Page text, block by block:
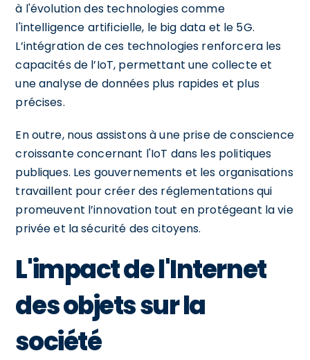
à l'évolution des technologies comme
l'intelligence artificielle, le big data et le 5G.
L’intégration de ces technologies renforcera les
capacités de l’IoT, permettant une collecte et
une analyse de données plus rapides et plus
précises.
En outre, nous assistons à une prise de conscience
croissante concernant l'IoT dans les politiques
publiques. Les gouvernements et les organisations
travaillent pour créer des réglementations qui
promeuvent l’innovation tout en protégeant la vie
privée et la sécurité des citoyens.
L'impact de l'Internet
des objets sur la
société